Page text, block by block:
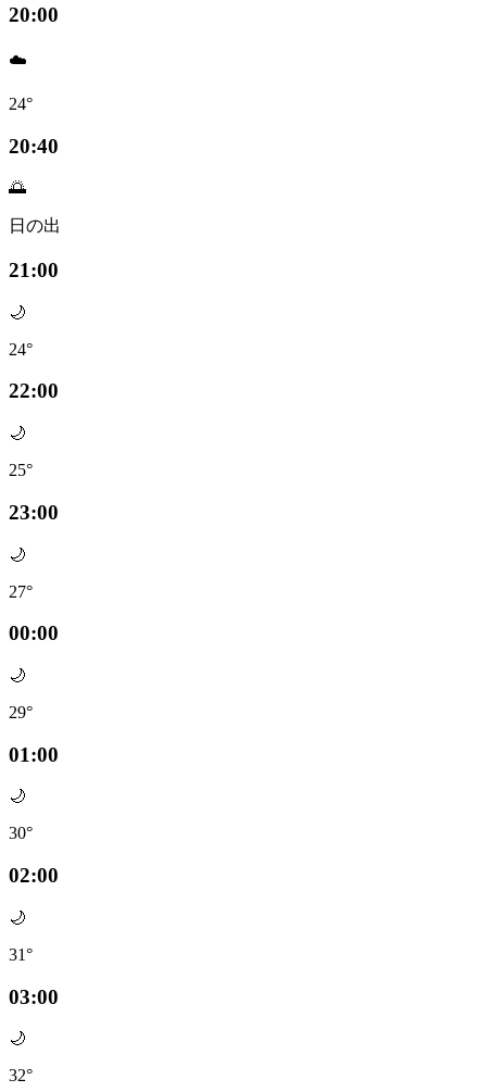
20:00
☁️
24°
20:40
🌅
日の出
21:00
🌙
24°
22:00
🌙
25°
23:00
🌙
27°
00:00
🌙
29°
01:00
🌙
30°
02:00
🌙
31°
03:00
🌙
32°